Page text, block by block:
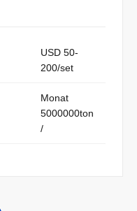
USD 50-
200/set
Monat
5000000ton
/